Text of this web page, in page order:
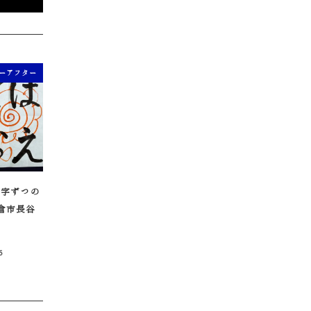
アフター
ずつの
市長谷